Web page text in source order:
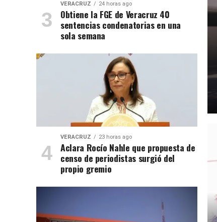
VERACRUZ 24 horas ago
Obtiene la FGE de Veracruz 40
sentencias condenatorias en una
sola semana
VERACRUZ 23 horas ago
Aclara Rocío Nahle que propuesta de
censo de periodistas surgió del
propio gremio